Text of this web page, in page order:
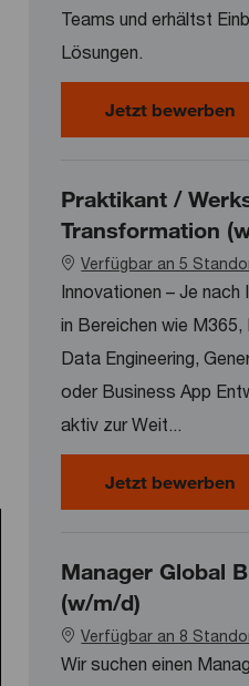
Teams und erhältst
Lösungen.
Jetzt bewerben
Praktikant /
Transformation
Verfügbar an 5
Innovationen – Je
in Bereichen wie
Data Engineering,
oder Business App
aktiv zur Weit...
Jetzt bewerben
Manager Global
(w/m/d)
Verfügbar an 8
Wir suchen einen